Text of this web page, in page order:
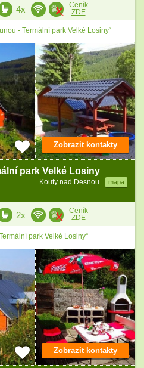
4x
Ceník
ZDE
- Termální park Velké Losiny“
park Velké Losiny
Kouty nad Desnou mapa
Zobrazit kontakty
2x
Ceník
ZDE
park Velké Losiny“
Zobrazit kontakty